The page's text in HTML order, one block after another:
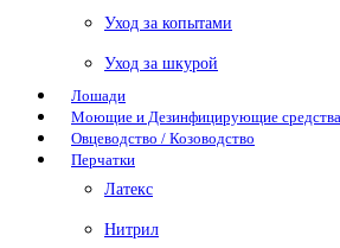
Уход за копытами
Уход за шкурой
Лошади
Моющие и Дезинфицирующие средства
Овцеводство / Козоводство
Перчатки
Латекс
Нитрил